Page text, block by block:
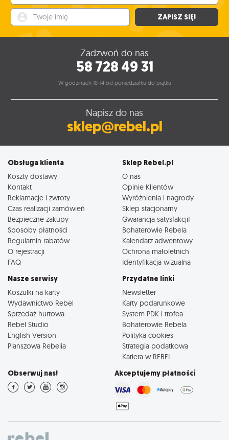
ZAPISZ SIĘ!
Zadzwoń do nas
58 728 49 31
W godzinach 10-14 od poniedziałku do piątku
Napisz do nas
sklep@rebel.pl
Obsługa klienta
Koszty dostawy
Kontakt
Reklamacje i zwroty
Czas realizacji zamówień
Bezpieczne zakupy
Sposoby płatności
Regulamin rabatów
O rejestracji
FAQ
Sklep Rebel.pl
O nas
Opinie Klientów
Wyróżnienia i nagrody
Sklep stacjonarny
Gwarancja satysfakcji!
Bohaterowie Rebela
Kalendarz adwentowy
Ochrona małoletnich
Identyfikacja wizualna
Nasze serwisy
Koszulki na karty
Wydawnictwo Rebel
Sprzedaż hurtowa
Rebel Studio
English Version
Planszowa Rebelia
Przydatne linki
Newsletter
Karty podarunkowe
System PDK i trofea
Bohaterowie Rebela
Polityka cookies
Strategia podatkowa
Kariera w REBEL
Obserwuj nas! Akceptujemy płatności